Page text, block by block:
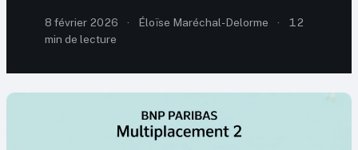
8 février 2026 · Éloïse Maréchal-Delorme ·
12
min de lecture